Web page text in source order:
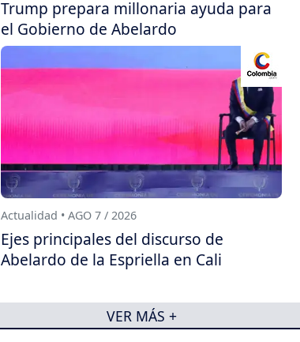
Trump prepara millonaria ayuda para
el Gobierno de Abelardo
Actualidad • AGO 7 / 2026
Ejes principales del discurso de
Abelardo de la Espriella en Cali
VER MÁS +